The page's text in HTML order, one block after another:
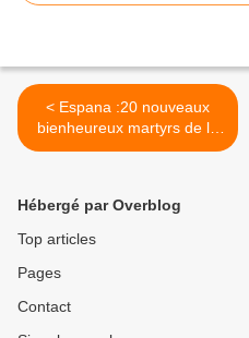
< Espana :20 nouveaux
bienheureux martyrs de la
persécution religieuse du
Hébergé par Overblog
Top articles
Pages
Contact